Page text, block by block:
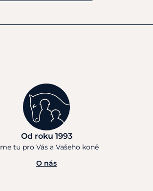
Od roku 1993
tu pro Vás a Vašeho koně
O nás